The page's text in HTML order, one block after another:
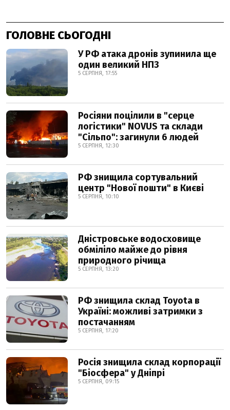
ГОЛОВНЕ СЬОГОДНІ
У РФ атака дронів зупинила ще
один великий НПЗ
5 СЕРПНЯ, 17:55
Росіяни поцілили в "серце
логістики" NOVUS та склади
"Сільпо": загинули 6 людей
5 СЕРПНЯ, 12:30
РФ знищила сортувальний
центр "Нової пошти" в Києві
5 СЕРПНЯ, 10:10
Дністровське водосховище
обміліло майже до рівня
природного річища
5 СЕРПНЯ, 13:20
РФ знищила склад Toyota в
Україні: можливі затримки з
постачанням
5 СЕРПНЯ, 17:20
Росія знищила склад корпорації
"Біосфера" у Дніпрі
5 СЕРПНЯ, 09:15